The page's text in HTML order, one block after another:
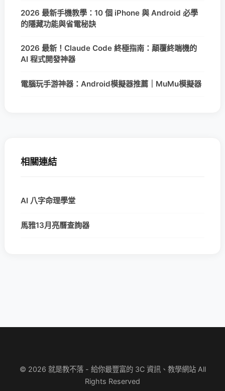
2026 最新手機教學：10 個 iPhone 與 Android 必學
的隱藏功能與省電秘訣
2026 最新！Claude Code 終極指南：顛覆終端機的
AI 程式開發神器
電腦玩手游神器：Android模擬器推薦｜MuMu模擬器
相關連結
AI 八字命理學堂
馬雅13月亮曆查詢器
© 2026 就是教不落 - 給你最豐富的 3C 資訊、教學網站 All
Rights Reserved